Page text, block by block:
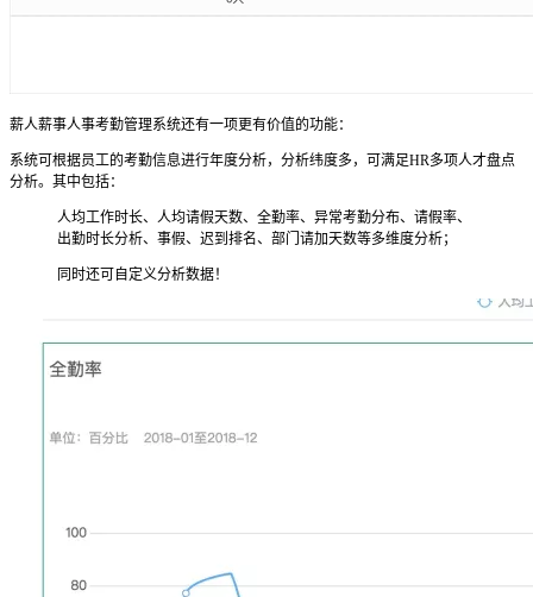
薪人薪事人事考勤管理系统还有一项更有价值的功能：
系统可根据员工的考勤信息进行年度分析，分析纬度多，可满足HR多项人才盘点
分析。其中包括：
人均工作时长、人均请假天数、全勤率、异常考勤分布、请假率、
出勤时长分析、事假、迟到排名、部门请加天数等多维度分析；
同时还可自定义分析数据！